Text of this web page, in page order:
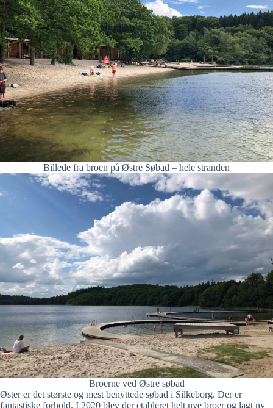
Billede fra broen på Østre Søbad – hele stranden
Broerne ved Østre søbad
Øster er det største og mest benyttede søbad i Silkeborg. Der er
fantastiske forhold. I 2020 blev der etableret helt nye broer og lagt ny